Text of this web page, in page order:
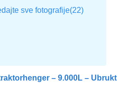
– 9.000L – Ubrukt